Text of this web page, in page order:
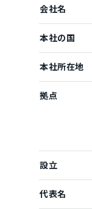
会社名
本社の国
本社所在地
拠点
設立
代表名